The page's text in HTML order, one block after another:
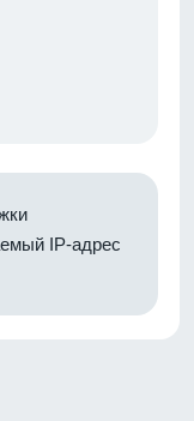
IP-адрес